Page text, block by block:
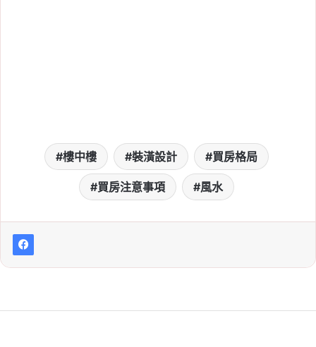
樓中樓 裝潢設計 買房格局
買房注意事項 風水